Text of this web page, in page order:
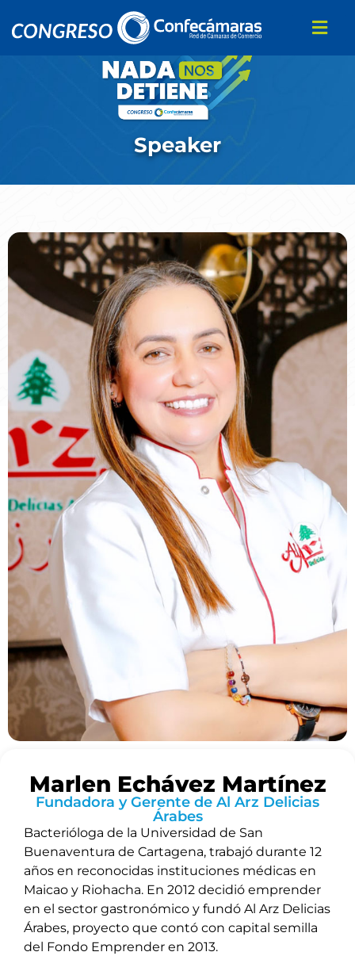
Speaker
Marlen Echávez Martínez
Fundadora y Gerente de Al Arz Delicias
Árabes
Bacterióloga de la Universidad de San
Buenaventura de Cartagena, trabajó durante 12
años en reconocidas instituciones médicas en
Maicao y Riohacha. En 2012 decidió emprender
en el sector gastronómico y fundó Al Arz Delicias
Árabes, proyecto que contó con capital semilla
del Fondo Emprender en 2013.